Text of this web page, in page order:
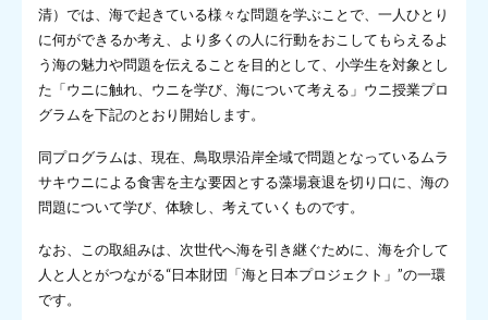
清）では、海で起きている様々な問題を学ぶことで、一人ひとり
に何ができるか考え、より多くの人に行動をおこしてもらえるよ
う海の魅力や問題を伝えることを目的として、小学生を対象とし
た「ウニに触れ、ウニを学び、海について考える」ウニ授業プロ
グラムを下記のとおり開始します。
同プログラムは、現在、鳥取県沿岸全域で問題となっているムラ
サキウニによる食害を主な要因とする藻場衰退を切り口に、海の
問題について学び、体験し、考えていくものです。
なお、この取組みは、次世代へ海を引き継ぐために、海を介して
人と人とがつながる“日本財団「海と日本プロジェクト」”の一環
です。